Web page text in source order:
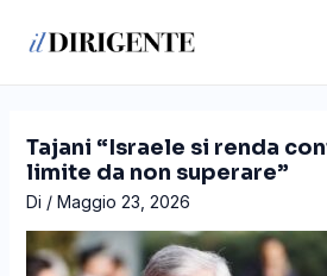
Tajani “Israele si renda
limite da non superare”
Di / Maggio 23, 2026
articoli